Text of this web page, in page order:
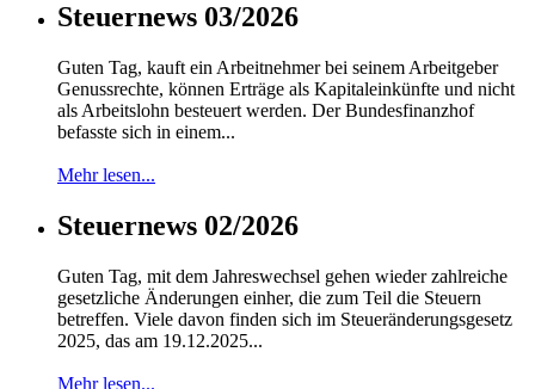
Steuernews 03/2026
Guten Tag, kauft ein Arbeitnehmer bei seinem Arbeitgeber
Genussrechte, können Erträge als Kapitaleinkünfte und nicht
als Arbeitslohn besteuert werden. Der Bundesfinanzhof
befasste sich in einem...
Mehr lesen...
Steuernews 02/2026
Guten Tag, mit dem Jahreswechsel gehen wieder zahlreiche
gesetzliche Änderungen einher, die zum Teil die Steuern
betreffen. Viele davon finden sich im Steueränderungsgesetz
2025, das am 19.12.2025...
Mehr lesen...